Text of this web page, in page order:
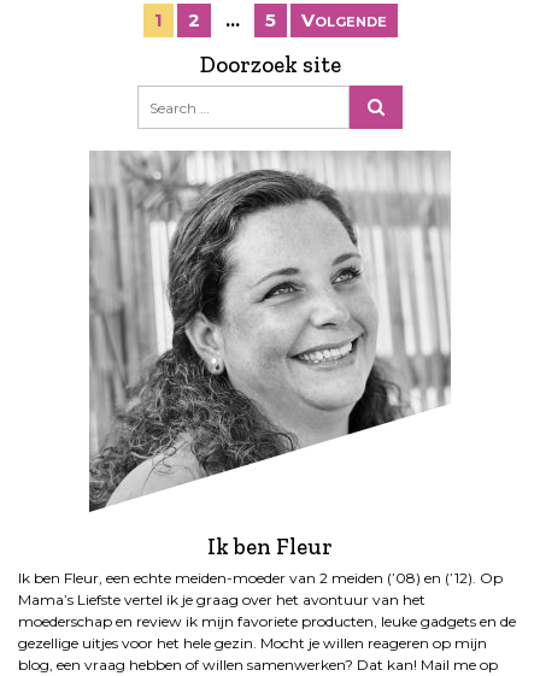
B
e
r
i
c
h
t
e
a
g
i
n
r
i
n
1 2 … 5 Volgende
Doorzoek site
Ik ben Fleur
Ik ben Fleur, een echte meiden-moeder van 2 meiden (’08) en (’12). Op
Mama’s Liefste vertel ik je graag over het avontuur van het
moederschap en review ik mijn favoriete producten, leuke gadgets en de
gezellige uitjes voor het hele gezin. Mocht je willen reageren op mijn
blog, een vraag hebben of willen samenwerken? Dat kan! Mail me op